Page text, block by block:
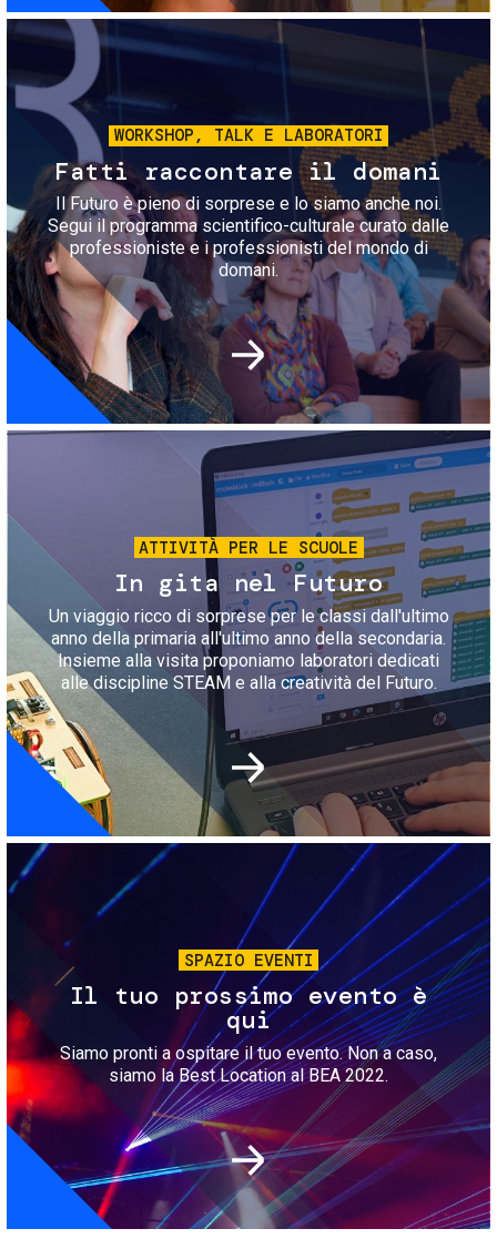
Immagine
WORKSHOP, TALK E LABORATORI
Fatti raccontare il domani
Il Futuro è pieno di sorprese e lo siamo anche noi.
Segui il programma scientifico-culturale curato dalle
professioniste e i professionisti del mondo di
domani.
Immagine
ATTIVITÀ PER LE SCUOLE
In gita nel Futuro
Un viaggio ricco di sorprese per le classi dall'ultimo
anno della primaria all'ultimo anno della secondaria.
Insieme alla visita proponiamo laboratori dedicati
alle discipline STEAM e alla creatività del Futuro.
Immagine
SPAZIO EVENTI
Il tuo prossimo evento è
qui
Siamo pronti a ospitare il tuo evento. Non a caso,
siamo la Best Location al BEA 2022.